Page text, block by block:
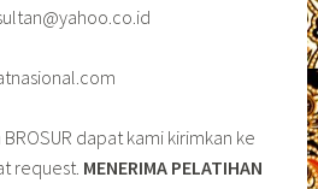
BROSUR dapat kami kirimkan ke
request. MENERIMA PELATIHAN